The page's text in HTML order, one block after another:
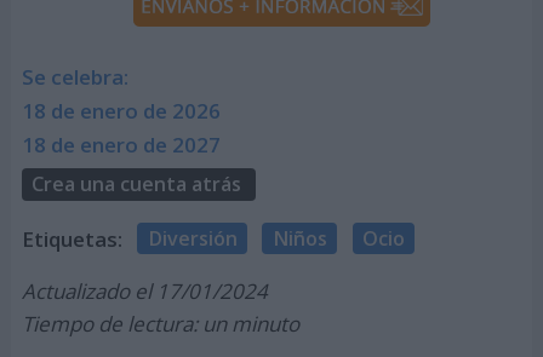
Se celebra:
18 de enero de 2026
18 de enero de 2027
Crea una cuenta atrás
Etiquetas: Diversión Niños Ocio
Actualizado el 17/01/2024
Tiempo de lectura: un minuto